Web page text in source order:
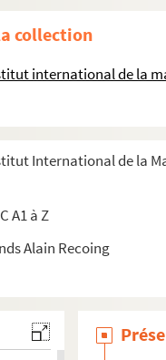
collection
international de la
International de la
A1 à Z
Alain Recoing
d'Alain Recoing au